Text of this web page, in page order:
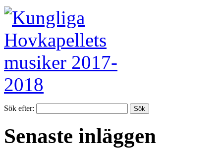
Sök efter:
Senaste inläggen